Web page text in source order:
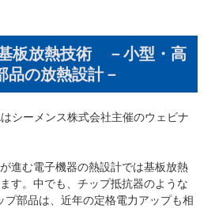
板放熱技術 －小型・高
品の放熱設計－
シーメンス株式会社主催のウェビナ
進む電子機器の熱設計では基板放熱
す。中でも、チップ抵抗器のような
プ部品は、近年の定格電力アップも相